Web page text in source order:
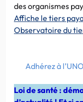
des organismes
Affiche le tiers
Observatoire du
Adhérez à
Loi de santé :